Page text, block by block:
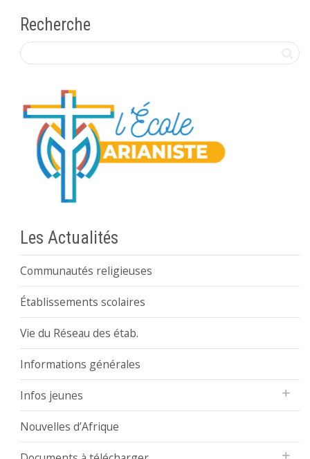
Recherche
Les Actualités
Communautés religieuses
Établissements scolaires
Vie du Réseau des étab.
Informations générales
Infos jeunes
Nouvelles d’Afrique